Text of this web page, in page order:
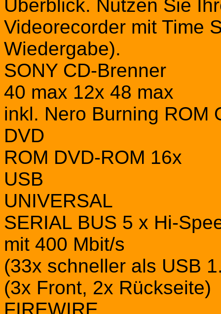
Überblick. Nutzen Sie
Videorecorder mit Time
Wiedergabe).
SONY CD-Brenner
40 max 12x 48 max
inkl. Nero Burning ROM
DVD
ROM DVD-ROM 16x
USB
UNIVERSAL
SERIAL BUS 5 x Hi-
mit 400 Mbit/s
(33x schneller als USB
(3x Front, 2x Rückseite)
FIREWIRE